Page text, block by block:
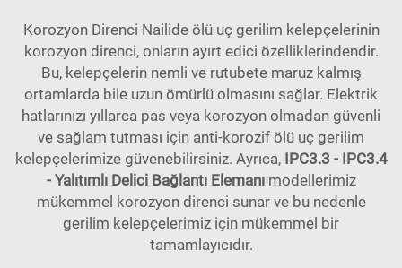
Korozyon Direnci Nailide ölü uç gerilim kelepçelerinin
korozyon direnci, onların ayırt edici özelliklerindendir.
Bu, kelepçelerin nemli ve rutubete maruz kalmış
ortamlarda bile uzun ömürlü olmasını sağlar. Elektrik
hatlarınızı yıllarca pas veya korozyon olmadan güvenli
ve sağlam tutması için anti-korozif ölü uç gerilim
kelepçelerimize güvenebilirsiniz. Ayrıca, IPC3.3 - IPC3.4
- Yalıtımlı Delici Bağlantı Elemanı modellerimiz
mükemmel korozyon direnci sunar ve bu nedenle
gerilim kelepçelerimiz için mükemmel bir
tamamlayıcıdır.